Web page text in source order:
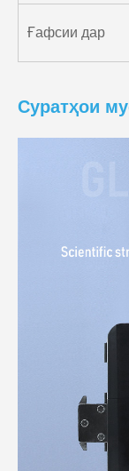
Ғафсии дар
Суратҳои